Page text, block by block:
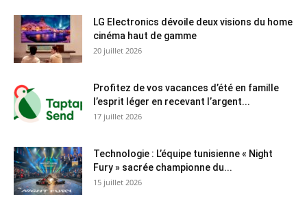
LG Electronics dévoile deux visions du home
cinéma haut de gamme
20 juillet 2026
Profitez de vos vacances d’été en famille
l’esprit léger en recevant l’argent...
17 juillet 2026
Technologie : L’équipe tunisienne « Night
Fury » sacrée championne du...
15 juillet 2026